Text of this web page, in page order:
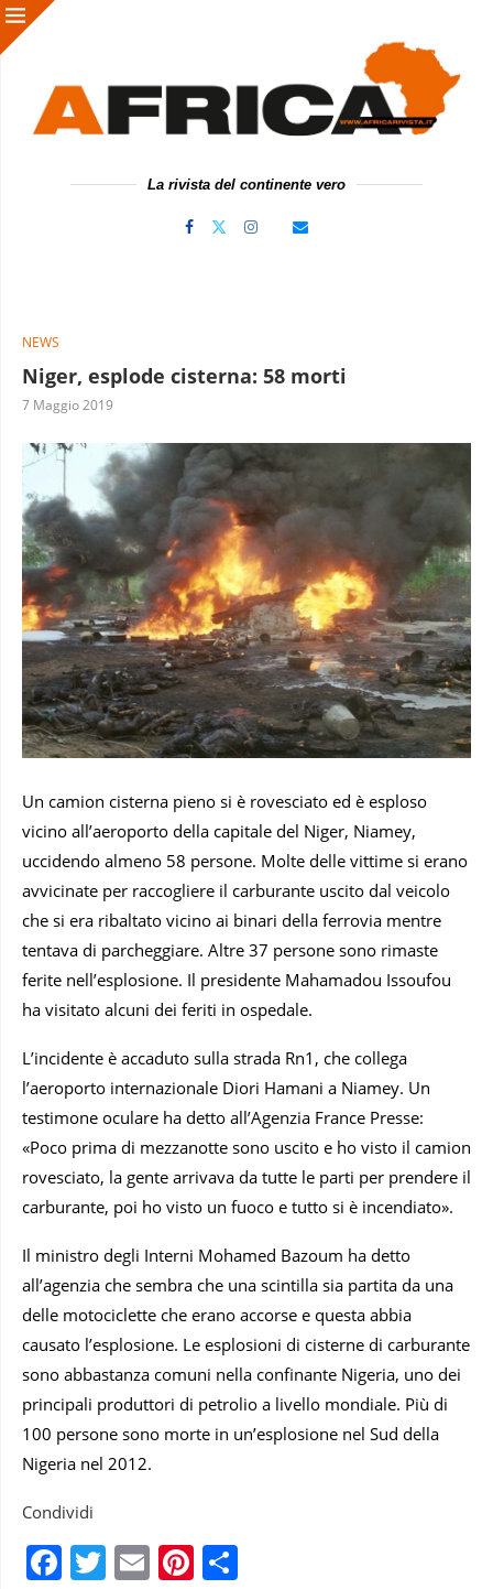
La rivista del continente vero
NEWS
Niger, esplode cisterna: 58 morti
7 Maggio 2019
Un camion cisterna pieno si è rovesciato ed è esploso
vicino all’aeroporto della capitale del Niger, Niamey,
uccidendo almeno 58 persone. Molte delle vittime si erano
avvicinate per raccogliere il carburante uscito dal veicolo
che si era ribaltato vicino ai binari della ferrovia mentre
tentava di parcheggiare. Altre 37 persone sono rimaste
ferite nell’esplosione. Il presidente Mahamadou Issoufou
ha visitato alcuni dei feriti in ospedale.
L’incidente è accaduto sulla strada Rn1, che collega
l’aeroporto internazionale Diori Hamani a Niamey. Un
testimone oculare ha detto all’Agenzia France Presse:
«Poco prima di mezzanotte sono uscito e ho visto il camion
rovesciato, la gente arrivava da tutte le parti per prendere il
carburante, poi ho visto un fuoco e tutto si è incendiato».
Il ministro degli Interni Mohamed Bazoum ha detto
all’agenzia che sembra che una scintilla sia partita da una
delle motociclette che erano accorse e questa abbia
causato l’esplosione. Le esplosioni di cisterne di carburante
sono abbastanza comuni nella confinante Nigeria, uno dei
principali produttori di petrolio a livello mondiale. Più di
100 persone sono morte in un’esplosione nel Sud della
Nigeria nel 2012.
Condividi
Facebook
Twitter
EmailPinterest